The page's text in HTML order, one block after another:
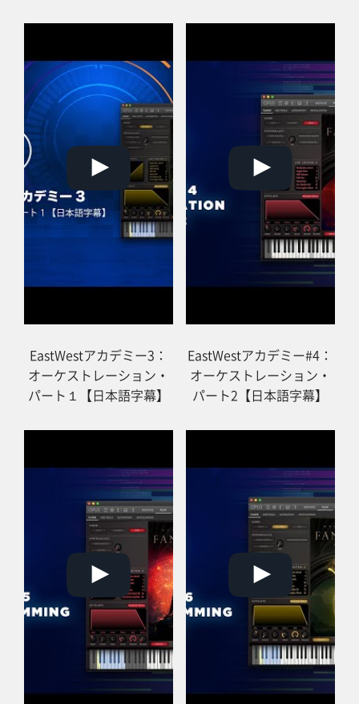
採用情報
会社概要
マイアカウント
EastWestアカデミー3：
オーケストレーション・
パート１【日本語字幕】
EastWestアカデミー#4：
オーケストレーション・
パート2【日本語字幕】